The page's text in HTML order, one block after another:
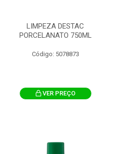
LIMPEZA DESTAC
PORCELANATO 750ML
Código: 5078873
VER PREÇO